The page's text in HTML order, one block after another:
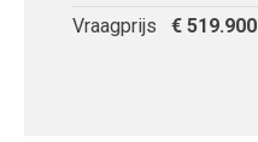
Vraagprijs
€ 519.900